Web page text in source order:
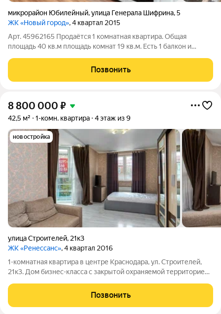
микрорайон Юбилейный,улица Генерала Шифрина,5
ЖК «Новый город», 4 квартал 2015
Арт. 45962165 Продаётся 1 комнатная квартира. Общая
площадь 40 кв.м площадь комнат 19 кв.м. Есть 1 балкон и
этажного кирпично-монолитного дома. Центральное
отопление. Горячая вода из
Позвонить
8 800 000 ₽
42,5 м² 1-комн. квартира 4 этаж из 9
новостройка
улица Строителей, 21к3
ЖК «Ренессанс», 4 квартал 2016
1-комнатная квартира в центре Краснодара, ул. Строителей,
21к3. Дом бизнес-класса с закрытой охраняемой территорией
минут пешком. О квартире: эркер с панорамными окнами
много света и
Позвонить